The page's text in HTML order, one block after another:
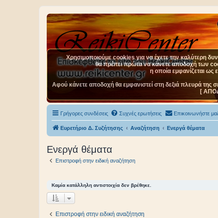
Γρήγορες συνδέσεις Συχνές ερωτήσεις Επικοινωνήστε
Ευρετήριο Δ. Συζήτησης Αναζήτηση Ενεργά θέματα
Ενεργά θέματα
Επιστροφή στην ειδική αναζήτηση
Καμία κατάλληλη αντιστοιχία δεν βρέθηκε.
Επιστροφή στην ειδική αναζήτηση
Χρησιμοποιούμε cookies για να έχετε την καλύτερη
θα πρέπει πρώτα να κάνετε αποδοχή των
η οποία εμφανίζεται ως
Αφού κάνετε αποδοχή θα εμφανιστεί στη δεξιά πλευρά
[